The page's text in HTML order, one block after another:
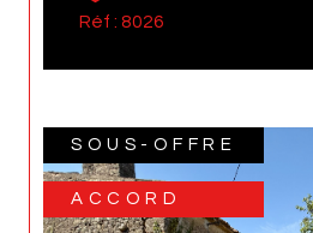
Réf : 8026
SOUS-OFFRE
ACCORD